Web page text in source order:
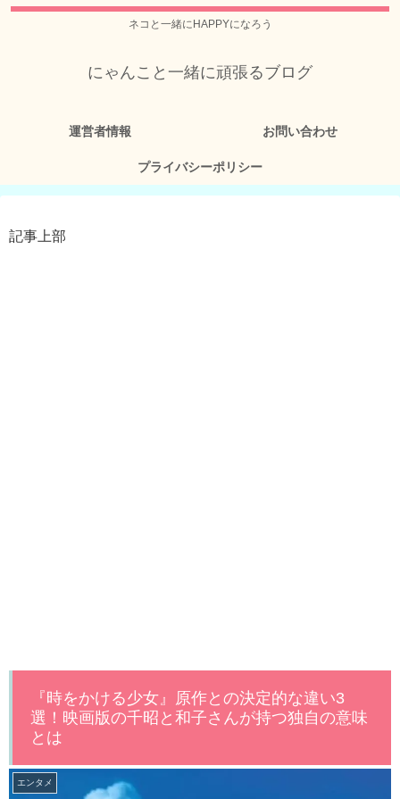
ネコと一緒にHAPPYになろう
にゃんこと一緒に頑張るブログ
運営者情報 お問い合わせ
プライバシーポリシー
記事上部
『時をかける少女』原作との決定的な違い3
選！映画版の千昭と和子さんが持つ独自の意味
とは
エンタメ